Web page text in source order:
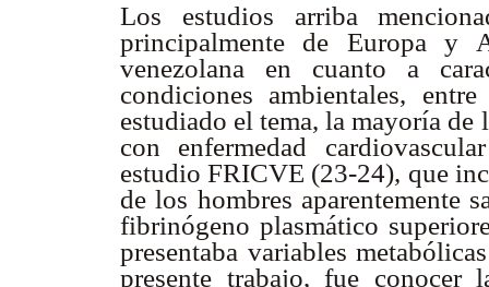
Los estudios arriba
principalmente de Europa y
venezolana en cuanto a
condiciones ambientales,
estudiado el tema, la mayoría de
con enfermedad
estudio FRICVE (23-24), que
de los hombres aparentemente
fibrinógeno plasmático
presentaba variables
presente trabajo, fue conocer